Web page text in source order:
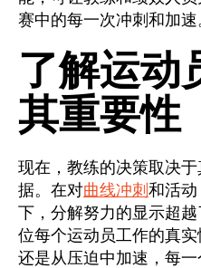
赛中的每一次冲刺和加速
了解运动
其重要性
现在，教练的决策取决
据。在对曲线冲刺 和活
下，分解努力的显示超
位每个运动员工作的真
还是从压迫中加速，每一